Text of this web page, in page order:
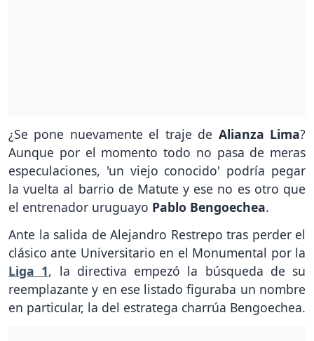
¿Se pone nuevamente el traje de Alianza Lima?
Aunque por el momento todo no pasa de meras
especulaciones, 'un viejo conocido' podría pegar
la vuelta al barrio de Matute y ese no es otro que
el entrenador uruguayo Pablo Bengoechea.
Ante la salida de Alejandro Restrepo tras perder el
clásico ante Universitario en el Monumental por la
Liga 1, la directiva empezó la búsqueda de su
reemplazante y en ese listado figuraba un nombre
en particular, la del estratega charrúa Bengoechea.